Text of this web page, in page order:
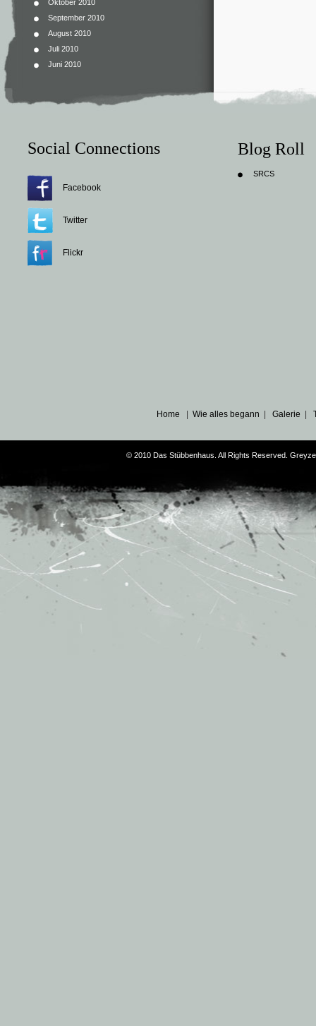
Oktober 2010
September 2010
August 2010
Juli 2010
Juni 2010
Social Connections
Facebook
Twitter
Flickr
Blog Roll
SRCS
Home |Wie alles begann |Galerie |
© 2010 Das Stübbenhaus. All Rights Reserved.